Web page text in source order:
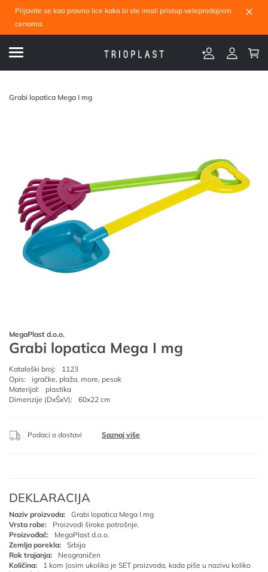
Prijavite se kao pravno lice kako bi ste imali pristup veleprodajnim
cenama.
×
Grabi lopatica Mega I mg
MegaPlast d.o.o.
Grabi lopatica Mega I mg
Kataloški broj:
1123
Opis:
igračke, plaža, more, pesak
Materijal:
plastika
Dimenzije (DxŠxV):
60x22 cm
Podaci o dostavi Saznaj više
DEKLARACIJA
Naziv proizvoda:
Grabi lopatica Mega I mg
Vrsta robe:
Proizvodi široke potrošnje.
Proizvođač:
MegaPlast d.o.o.
Zemlja porekla:
Srbija
Rok trajanja:
Neograničen
Količina:
1 kom (osim ukoliko je SET proizvoda, kada piše u nazivu koliko